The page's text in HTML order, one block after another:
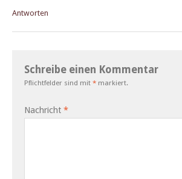
Antworten
Schreibe einen Kommentar
Pflichtfelder sind mit * markiert.
Nachricht *